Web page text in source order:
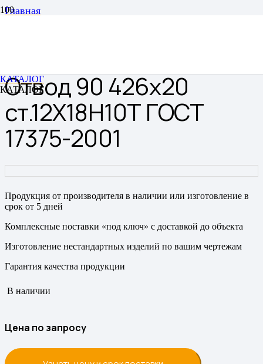
КАТАЛОГ
КАТАЛОГ
Главная
Отвод 90 426х20
ст.12Х18Н10Т ГОСТ
17375-2001
Продукция от производителя в наличии или изготовление в
срок от 5 дней
Комплексные поставки «под ключ» с доставкой до объекта
Изготовление нестандартных изделий по вашим чертежам
Гарантия качества продукции
В наличии
Цена по запросу